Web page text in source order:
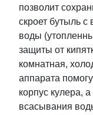
позволит
скроет бутыль с
воды
защиты от
комнатная,
аппарата
корпус кулера,
всасывания